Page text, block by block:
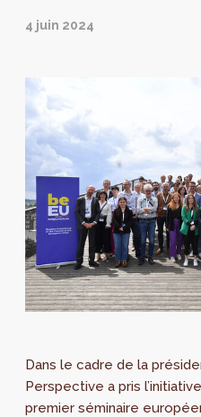
4 juin 2024
Dans le cadre de la
Perspective a pris
premier séminaire